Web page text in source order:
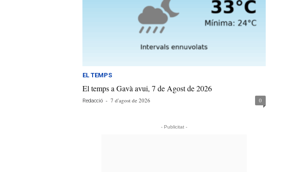
EL TEMPS
El temps a Gavà avui, 7 de Agost de 2026
Redacció - 7 d'agost de 2026 0
- Publicitat -